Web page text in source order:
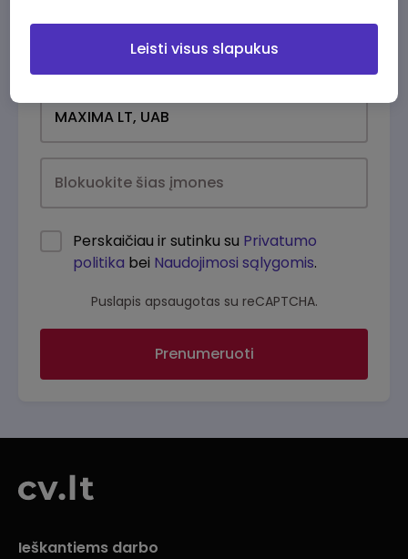
Perskaičiau ir sutinku su Privatumo
politika bei Naudojimosi sąlygomis.
Puslapis apsaugotas su reCAPTCHA.
Prenumeruoti
Ieškantiems darbo
Leisti visus slapukus